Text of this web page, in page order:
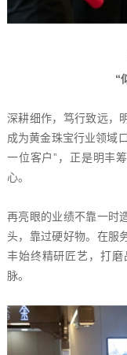
“
深耕细作，笃行致远，
成为黄金珠宝行业领域
一位客户”，正是明丰
心。
再亮眼的业绩不靠一时
头，靠过硬好物。在服
丰始终精研匠艺，打
脉。